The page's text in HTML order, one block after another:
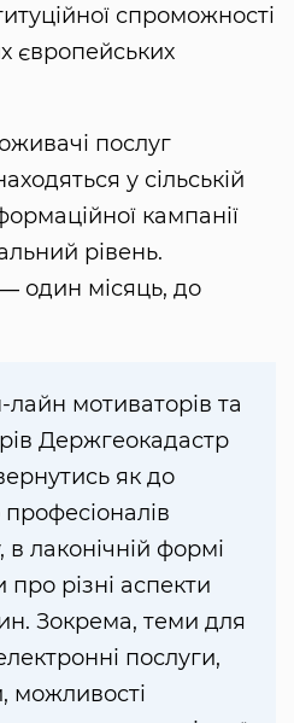
спроможності
європейських
послуг
у сільській
кампанії
рівень.
один місяць, до
мотиваторів та
Держгеокадастр
як до
лаконічній формі
різні аспекти
Зокрема, теми для
послуги,
можливості